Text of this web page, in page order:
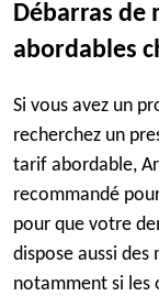
Débarras de
abordables
Si vous avez un
recherchez un
tarif abordable,
recommandé
pour que votre
dispose aussi des
notamment si les